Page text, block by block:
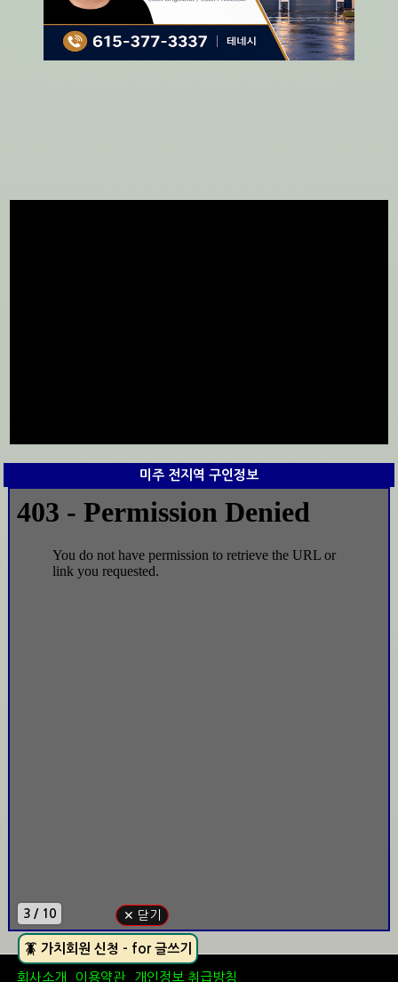
미주 전지역 구인정보
회사소개 이용약관 개인정보 취급방침
🪳 가치회원 신청 - for 글쓰기
3 / 10 ✕ 닫기